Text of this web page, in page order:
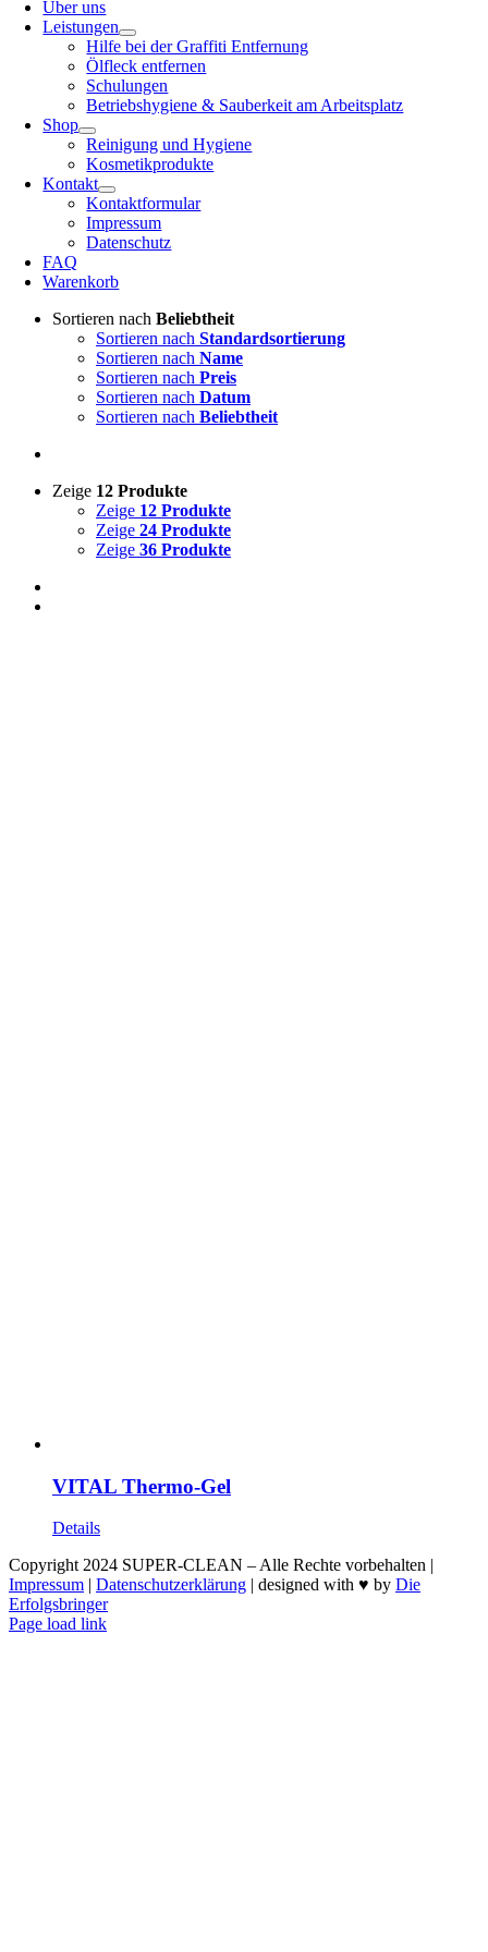
Über uns
Leistungen
Hilfe bei der Graffiti Entfernung
Ölfleck entfernen
Schulungen
Betriebshygiene & Sauberkeit am Arbeitsplatz
Shop
Reinigung und Hygiene
Kosmetikprodukte
Kontakt
Kontaktformular
Impressum
Datenschutz
FAQ
Warenkorb
Sortieren nach Beliebtheit
Sortieren nach Standardsortierung
Sortieren nach Name
Sortieren nach Preis
Sortieren nach Datum
Sortieren nach Beliebtheit
Zeige 12 Produkte
Zeige 12 Produkte
Zeige 24 Produkte
Zeige 36 Produkte
VITAL Thermo-Gel
Details
Copyright 2024 SUPER-CLEAN – Alle Rechte vorbehalten |
Impressum | Datenschutzerklärung | designed with ♥ by Die
Erfolgsbringer
Page load link